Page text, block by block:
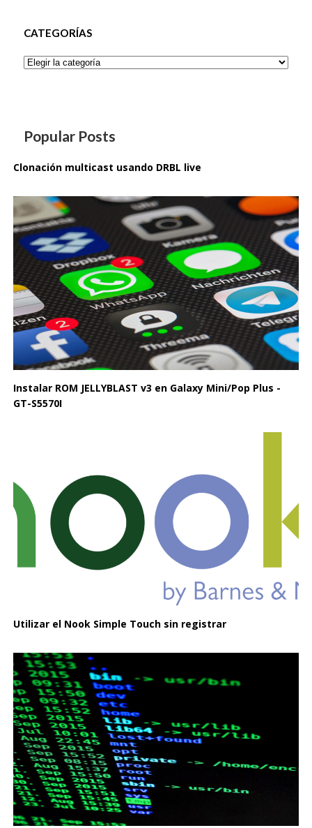
CATEGORÍAS
Categorías
Popular Posts
Clonación multicast usando DRBL live
Instalar ROM JELLYBLAST v3 en Galaxy Mini/Pop Plus -
GT-S5570I
Utilizar el Nook Simple Touch sin registrar